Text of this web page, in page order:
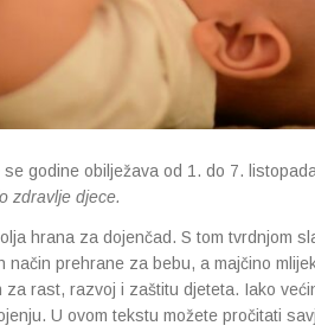
se godine obilježava od 1. do 7.
zdravlje djece.
hrana za dojenčad. S tom tvrdnjom
način prehrane za bebu, a majčino
rast, razvoj i zaštitu djeteta. Iako
U ovom tekstu možete pročitati